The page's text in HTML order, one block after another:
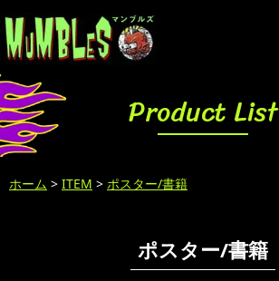
Product List
ホーム > ITEM > ポスター/書籍
ポスター/書籍